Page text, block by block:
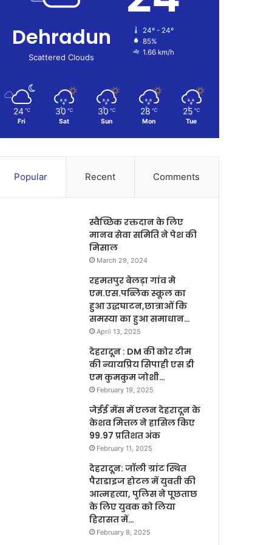
Dehradun
Scattered Clouds
24º - 24º
85%
1.66 km/h
24 ℃
Fri
30 ℃
Sat
30 ℃
Sun
28 ℃
Mon
25 ℃
Tue
Popular Recent Comments
स्वैच्छिक रक्तदान के लिए
मानव सेवा समिति ने पेश की
मिसाल
March 29, 2024
रहमतपुर बेलड़ा गांव मे
एम.एस.पब्लिक स्कूल का
हुआ उद्धघाटन,छात्राओं कि
समस्या का हुआ समाधान…
April 13, 2025
देहरादून : DM की कोर टीम
की न्यायप्रिय सिपाही एस डी
एम कुमकुम जोशी…
February 19, 2025
जेईई मेंस में एलन देहरादून के
केशव मित्तल ने हासिल किए
99.97 प्रतिशत अंक
February 11, 2025
देहरादून: जॉली ग्रांट स्थित
पैराडाइज होटल में युवती की
आत्महत्या, पुलिस ने पूछताछ
के लिए युवक को लिया
हिरासत में…
February 8, 2025